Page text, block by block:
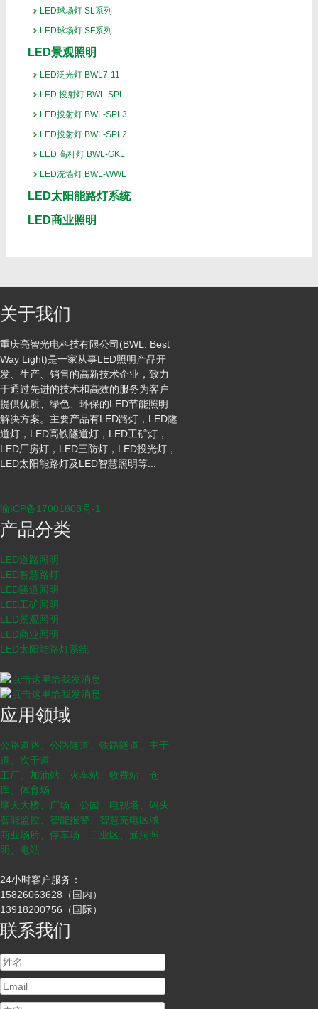
LED球场灯 SL系列
LED球场灯 SF系列
LED景观照明
LED泛光灯 BWL7-11
LED 投射灯 BWL-SPL
LED投射灯 BWL-SPL3
LED投射灯 BWL-SPL2
LED 高杆灯 BWL-GKL
LED洗墙灯 BWL-WWL
LED太阳能路灯系统
LED商业照明
关于我们
重庆亮智光电科技有限公司(BWL: Best
Way Light)是一家从事LED照明产品开
发、生产、销售的高新技术企业，致力
于通过先进的技术和高效的服务为客户
提供优质、绿色、环保的LED节能照明
解决方案。主要产品有LED路灯，LED隧
道灯，LED高铁隧道灯，LED工矿灯，
LED厂房灯，LED三防灯，LED投光灯，
LED太阳能路灯及LED智慧照明等...
渝ICP备17001808号-1
产品分类
LED道路照明
LED智慧路灯
LED隧道照明
LED工矿照明
LED景观照明
LED商业照明
LED太阳能路灯系统
应用领域
公路道路、公路隧道、铁路隧道、主干
道、次干道
工厂、加油站、火车站、收费站、仓
库、体育场
摩天大楼、广场、公园、电视塔、码头
智能监控、智能报警、智慧充电区域
商业场所、停车场、工业区、涵洞照
明、电站
24小时客户服务：
15826063628（国内）
13918200756（国际）
联系我们